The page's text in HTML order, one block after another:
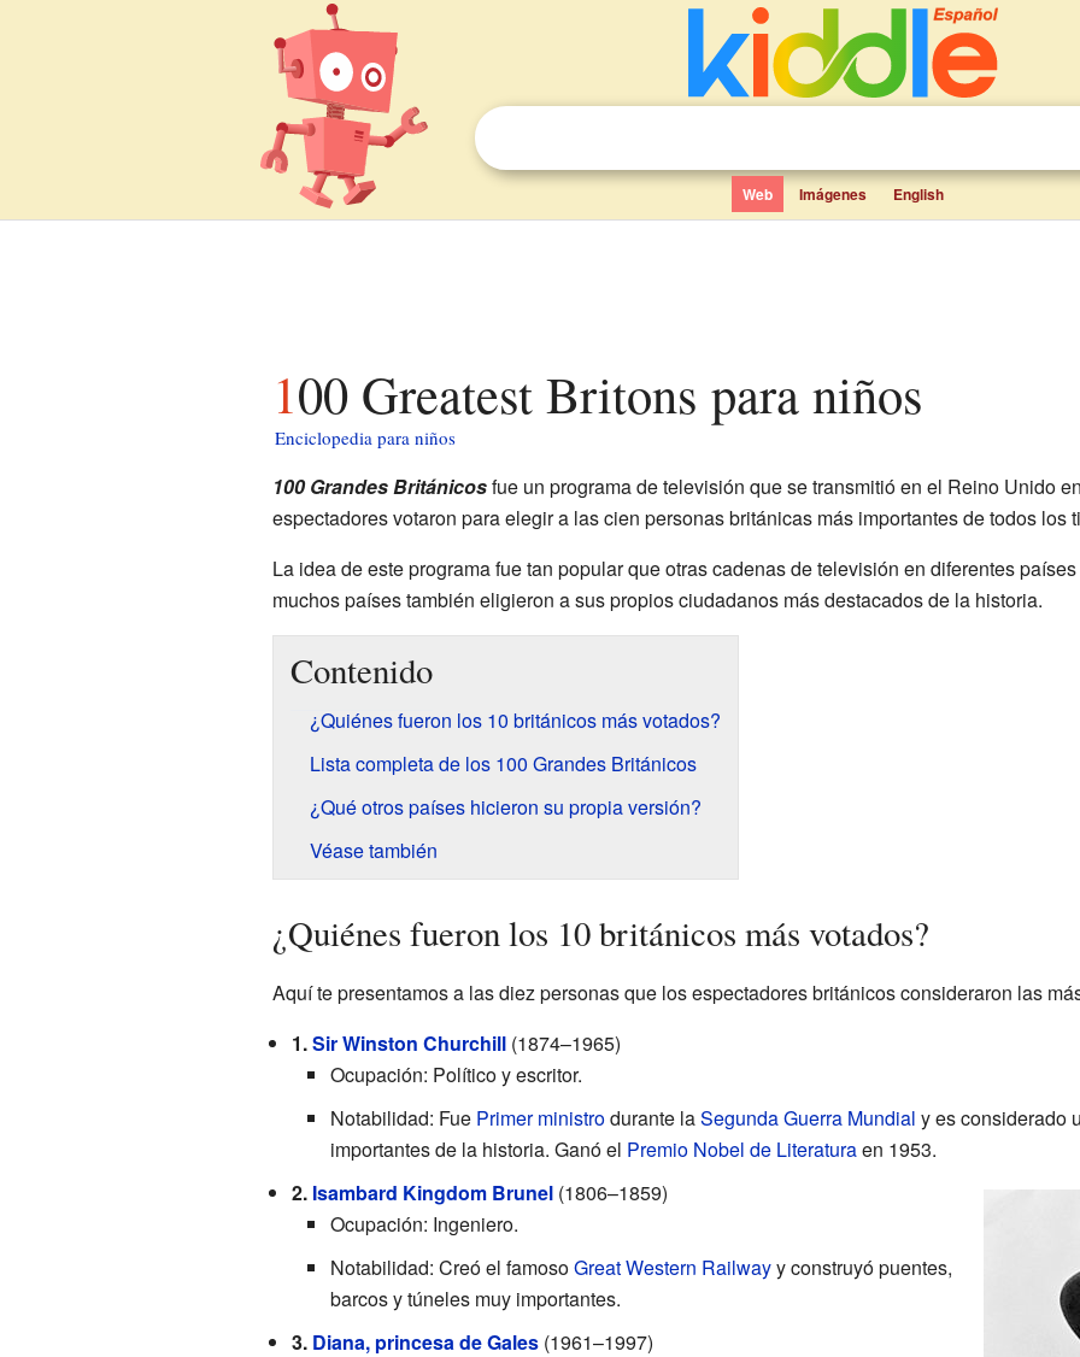
Web Imágenes English
100 Greatest Britons para niños
Enciclopedia para niños
100 Grandes Británicosfue un programa de televisión que se transmitió en el Reino Unido
espectadores votaron para elegir a las cien personas británicas más importantes de todos los
La idea de este programa fue tan popular que otras cadenas de televisión en diferentes
muchos países también eligieron a sus propios ciudadanos más destacados de la historia.
Contenido
¿Quiénes fueron los 10 británicos más votados?
Lista completa de los 100 Grandes Británicos
¿Qué otros países hicieron su propia versión?
Véase también
¿Quiénes fueron los 10 británicos más votados?
Aquí te presentamos a las diez personas que los espectadores británicos consideraron las
1.SirWinston Churchill(1874–1965)
Ocupación: Político y escritor.
Notabilidad: Fue Primer ministrodurante laSegunda Guerra Mundial y es considerado
importantes de la historia. Ganó el Premio Nobel de Literaturaen 1953.
2. Isambard Kingdom Brunel(1806–1859)
Ocupación: Ingeniero.
Notabilidad: Creó el famosoGreat Western Railwayy construyó puentes,
barcos y túneles muy importantes.
3. Diana, princesa de Gales(1961–1997)